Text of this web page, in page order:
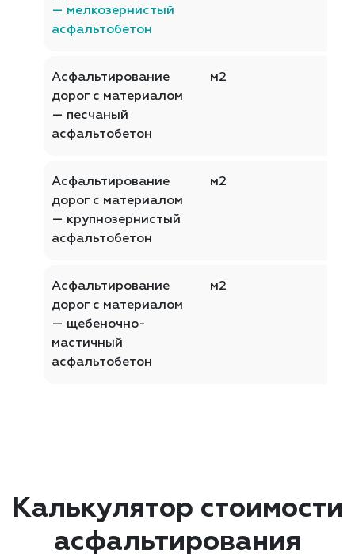
— мелкозернистый
асфальтобетон
Асфальтирование
дорог с материалом
— песчаный
асфальтобетон
м2
Асфальтирование
дорог с материалом
— крупнозернистый
асфальтобетон
м2
Асфальтирование
дорог с материалом
— щебеночно-
мастичный
асфальтобетон
м2
Калькулятор стоимости
асфальтирования